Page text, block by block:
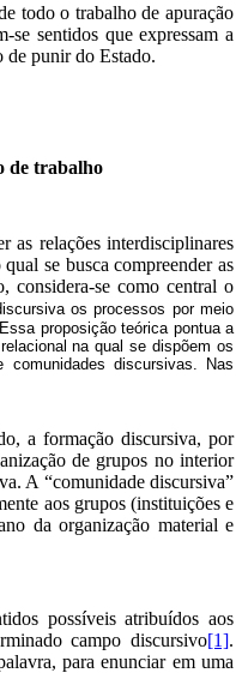
todo o trabalho de apuração
se sentidos que expressam a
de punir do Estado.
de trabalho
as relações interdisciplinares
se busca compreender as
considera-se como central o
os processos por meio
proposição teórica pontua a
na qual se dispõem os
discursivas. Nas
a formação discursiva, por
de grupos no interior
A “comunidade discursiva”
aos grupos (instituições e
da organização material e
possíveis atribuídos aos
campo discursivo[1].
para enunciar em uma